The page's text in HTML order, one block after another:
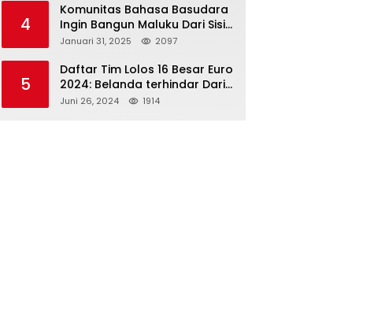
4
Komunitas Bahasa Basudara
Ingin Bangun Maluku Dari Sisi
Bahasa
Januari 31, 2025 2097
5
Daftar Tim Lolos 16 Besar Euro
2024: Belanda terhindar Dari
Spanyol dan Ingriss, Prancis
Juni 26, 2024 1914